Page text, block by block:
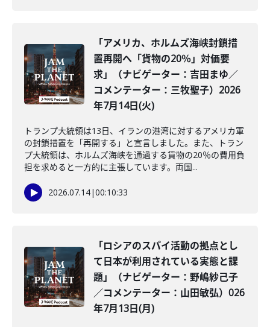
「アメリカ、ホルムズ海峡封鎖措
置再開へ「貨物の20％」対価要
求」（ナビゲーター：吉田まゆ／
コメンテーター：三牧聖子）2026
年7月14日(火)
トランプ大統領は13日、イランの港湾に対するアメリカ軍
の封鎖措置を「再開する」と宣言しました。また、トラン
プ大統領は、ホルムズ海峡を通過する貨物の20％の費用負
担を求めると一方的に主張しています。両国...
2026.07.14|00:10:33
「ロシアのスパイ活動の拠点とし
て日本が利用されている実態と課
題」（ナビゲーター：野嶋紗己子
／コメンテーター：山田敏弘）026
年7月13日(月)